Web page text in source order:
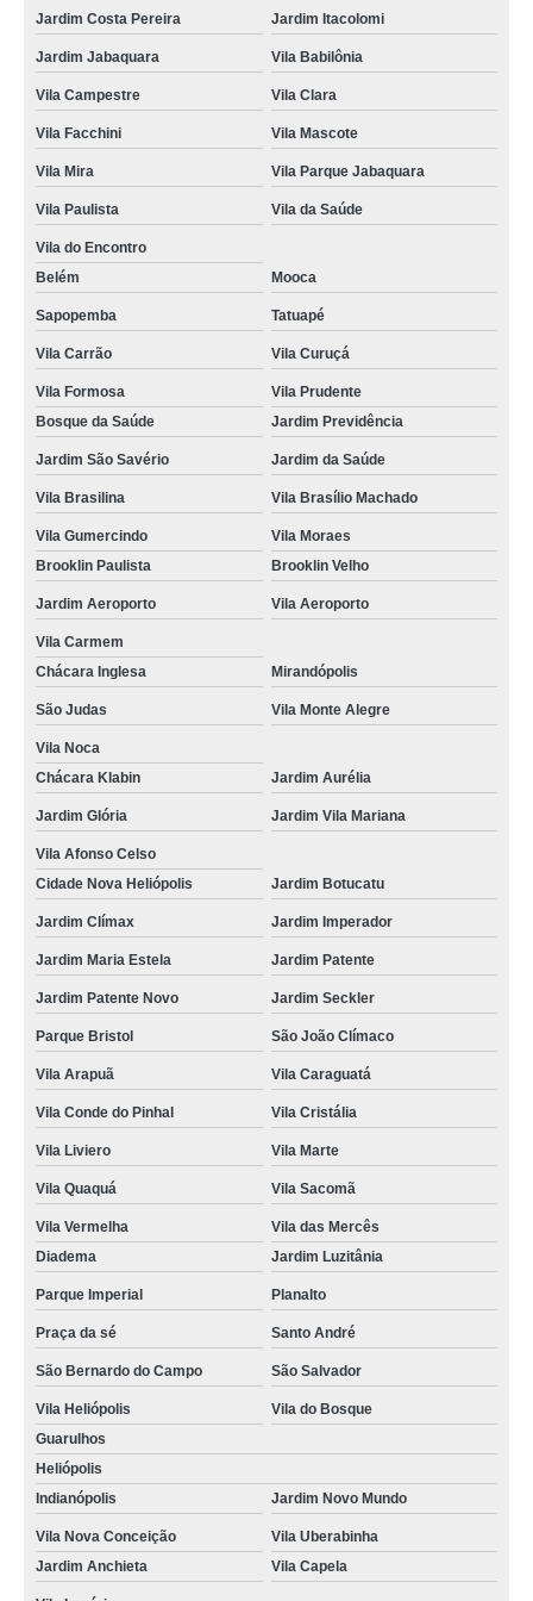
curso de mopp ead preço São João Clímaco
curso de transporte coletivo online valor Vila Independência
onde fazer curso de transporte coletivo online Cidade Ademar
onde fazer curso online de transporte de produtos perigosos Vila Lusitania
curso de transporte de passageiros online valor Vila Clara
curso online de transporte de produtos perigosos preço Jardim Jabaquara
curso mopp e carga indivisível online preço Vila São José
curso transporte de emergência online valor Vila Paulista
curso de transporte de passageiros online preço Paulista
onde fazer curso online de transporte escolar Jardim Sul
curso online transporte de passageiros preço Vila Carrão
curso online transporte de passageiros Campo Belo
curso de mopp ead Saúde
curso de transporte de passageiros online preço Taboão
curso de transporte escolar online preço Jardim São Caetano
curso de cargas perigosas online preço Jardim Aurélia
curso online de transporte de produtos perigosos preço Cidade Jardim
curso de cargas perigosas online Bela Vista
preço de curso de transporte de passageiros online Taboão
curso online de transporte escolar Vila Independência
curso online de cargas perigosas preço Vila Curuçá
preço de curso de mopp ead Vila Moraes
onde fazer curso de transporte de passageiros online Brooklin Velho
curso mopp e carga indivisível online valor Vila Aeroporto
curso de mopp ead Mauá
preço de curso de mopp ead Americanópolis
preço de curso online de cargas perigosas Cursino
preço de curso online transporte de passageiros Jardim Santa Emília
onde fazer curso mopp e carga indivisível online São Judas
curso de transporte escolar online Vila Arapuã
onde fazer curso de mopp ead Heliópolis
curso mopp e carga indivisível online preço Vila Água Funda
curso de transporte coletivo online preço Parque Ibirapuera
preço de curso de transporte escolar online Jardim Paulista
preço de curso de cargas perigosas online Jardim Imperador
Jardim Costa Pereira Jardim Itacolomi
Jardim Jabaquara Vila Babilônia
Vila Campestre Vila Clara
Vila Facchini Vila Mascote
Vila Mira Vila Parque Jabaquara
Vila Paulista Vila da Saúde
Vila do Encontro
Belém
Mooca
Sapopemba Tatuapé
Vila Carrão Vila Curuçá
Vila Formosa
Vila Prudente
Bosque da Saúde
Jardim Previdência
Jardim São Savério Jardim da Saúde
Vila Brasilina Vila Brasílio Machado
Vila Gumercindo
Vila Moraes
Brooklin Paulista
Brooklin Velho
Jardim Aeroporto Vila Aeroporto
Vila Carmem
Chácara Inglesa
Mirandópolis
São Judas Vila Monte Alegre
Vila Noca
Chácara Klabin
Jardim Aurélia
Jardim Glória Jardim Vila Mariana
Vila Afonso Celso
Cidade Nova Heliópolis
Jardim Botucatu
Jardim Clímax Jardim Imperador
Jardim Maria Estela Jardim Patente
Jardim Patente Novo Jardim Seckler
Parque Bristol São João Clímaco
Vila Arapuã Vila Caraguatá
Vila Conde do Pinhal Vila Cristália
Vila Liviero Vila Marte
Vila Quaquá Vila Sacomã
Vila Vermelha
Vila das Mercês
Diadema
Jardim Luzitânia
Parque Imperial Planalto
Praça da sé Santo André
São Bernardo do Campo São Salvador
Vila Heliópolis
Vila do Bosque
Guarulhos
Heliópolis
Indianópolis
Jardim Novo Mundo
Vila Nova Conceição
Vila Uberabinha
Jardim Anchieta
Vila Capela